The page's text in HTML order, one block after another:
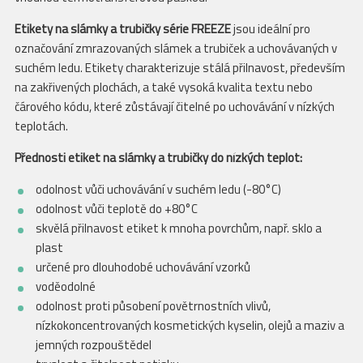
Etikety na slámky a trubičky série FREEZE jsou ideální pro
označování zmrazovaných slámek a trubiček a uchovávaných v
suchém ledu. Etikety charakterizuje stálá přilnavost, především
na zakřivených plochách, a také vysoká kvalita textu nebo
čárového kódu, které zůstávají čitelné po uchovávání v nízkých
teplotách.
Přednosti etiket na slámky a trubičky do nízkých teplot:
odolnost vůči uchovávání v suchém ledu (-80°C)
odolnost vůči teplotě do +80°C
skvělá přilnavost etiket k mnoha povrchům, např. sklo a
plast
určené pro dlouhodobé uchovávání vzorků
voděodolné
odolnost proti působení povětrnostních vlivů,
nízkokoncentrovaných kosmetických kyselin, olejů a maziv a
jemných rozpouštědel